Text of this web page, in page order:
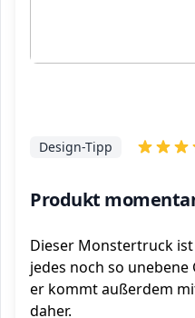
Produkt
Design-Tipp
Dieser Monstertruck
jedes noch so
er kommt außerdem
daher.